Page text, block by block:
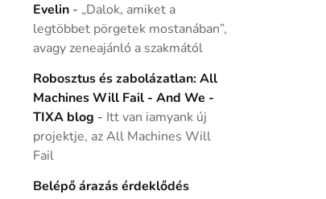
Evelin- „Dalok, amiket a
legtöbbet pörgetek mostanában”,
avagy zeneajánló a szakmától
Robosztus és zabolázatlan: All
Machines Will Fail - And We -
TIXA blog - Itt van iamyank új
projektje, az All Machines Will
Fail
Belépő árazás érdeklődés